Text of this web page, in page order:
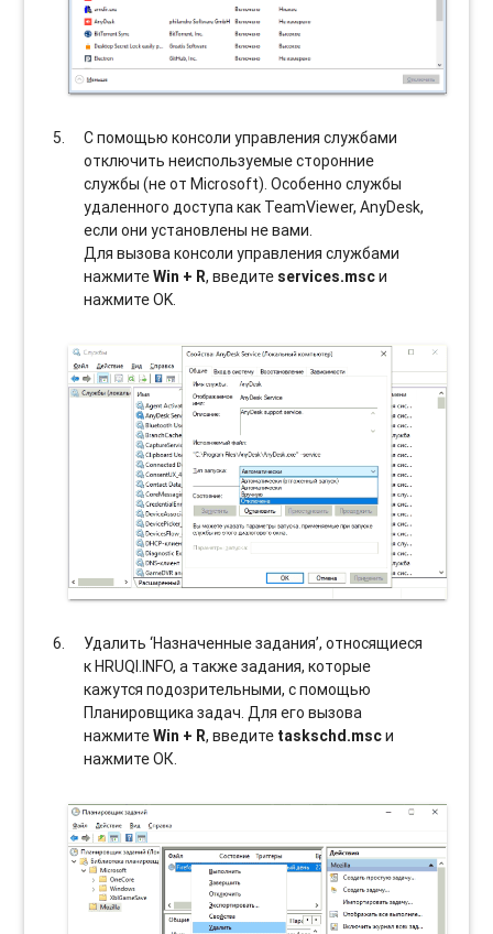
С помощью консоли управления службами
отключить неиспользуемые сторонние
службы (не от Microsoft). Особенно службы
удаленного доступа как TeamViewer, AnyDesk,
если они установлены не вами.
Для вызова консоли управления службами
нажмитеWin + R, введите services.mscи
нажмите OK.
Удалить ‘Назначенные задания’, относящиеся
к HRUQI.INFO, а также задания, которые
кажутся подозрительными, с помощью
Планировщика задач. Для его вызова
нажмитеWin + R, введите taskschd.mscи
нажмите ОК.